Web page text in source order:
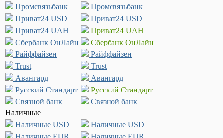
Промсвязьбанк
Промсвязьбанк
Приват24 USD
Приват24 USD
Приват24 UAH
Приват24 UAH
Сбербанк ОнЛайн
Сбербанк ОнЛайн
Райффайзен
Райффайзен
Trust
Trust
Авангард
Авангард
Русский Стандарт
Русский Стандарт
Связной банк
Связной банк
Наличные
Наличные USD
Наличные USD
Наличные EUR
Наличные EUR